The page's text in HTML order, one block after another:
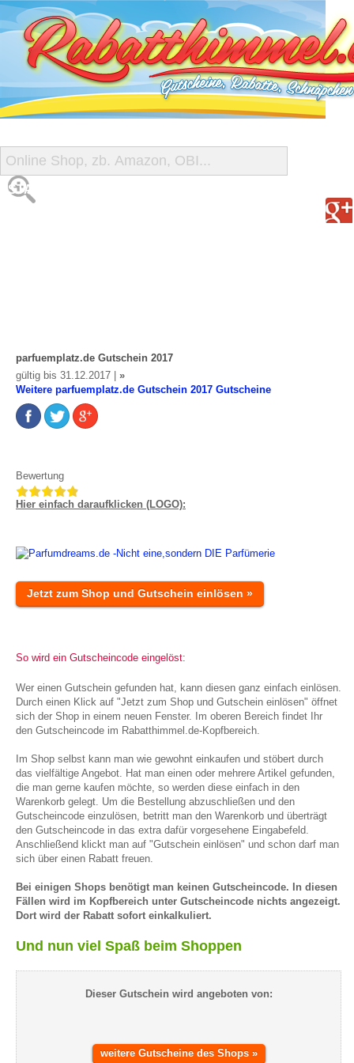
START
parfuemplatz.de Gutschein 2017
gültig bis 31.12.2017 | »
Weitere parfuemplatz.de Gutschein 2017 Gutscheine
Bewertung
Hier einfach daraufklicken (LOGO):
Jetzt zum Shop und Gutschein einlösen »
So wird ein Gutscheincode eingelöst:
Wer einen Gutschein gefunden hat, kann diesen ganz einfach einlösen.
Durch einen Klick auf "Jetzt zum Shop und Gutschein einlösen" öffnet
sich der Shop in einem neuen Fenster. Im oberen Bereich findet Ihr
den Gutscheincode im Rabatthimmel.de-Kopfbereich.
Im Shop selbst kann man wie gewohnt einkaufen und stöbert durch
das vielfältige Angebot. Hat man einen oder mehrere Artikel gefunden,
die man gerne kaufen möchte, so werden diese einfach in den
Warenkorb gelegt. Um die Bestellung abzuschließen und den
Gutscheincode einzulösen, betritt man den Warenkorb und überträgt
den Gutscheincode in das extra dafür vorgesehene Eingabefeld.
Anschließend klickt man auf "Gutschein einlösen" und schon darf man
sich über einen Rabatt freuen.
Bei einigen Shops benötigt man keinen Gutscheincode. In diesen
Fällen wird im Kopfbereich unter Gutscheincode nichts angezeigt.
Dort wird der Rabatt sofort einkalkuliert.
Und nun viel Spaß beim Shoppen
Dieser Gutschein wird angeboten von:
weitere Gutscheine des Shops »